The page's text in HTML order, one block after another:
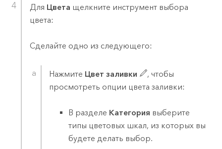
Для Цвета щелкните инструмент выбора
цвета:
Сделайте одно из следующего:
Нажмите Цвет заливки
, чтобы
просмотреть опции цвета заливки:
В разделе Категория выберите
типы цветовых шкал, из которых вы
будете делать выбор.